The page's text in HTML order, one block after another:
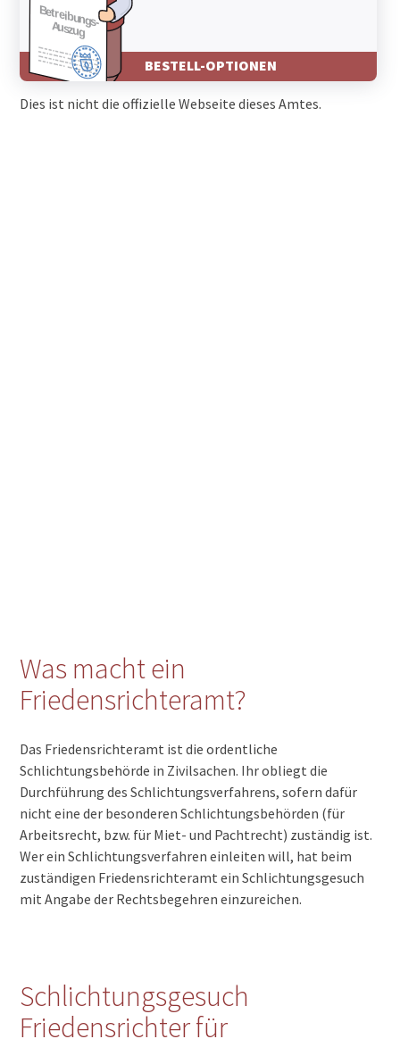
BESTELL-OPTIONEN
Dies ist nicht die offizielle Webseite dieses Amtes.
Was macht ein
Friedensrichteramt?
Das Friedensrichteramt ist die ordentliche
Schlichtungsbehörde in Zivilsachen. Ihr obliegt die
Durchführung des Schlichtungsverfahrens, sofern dafür
nicht eine der besonderen Schlichtungsbehörden (für
Arbeitsrecht, bzw. für Miet- und Pachtrecht) zuständig ist.
Wer ein Schlichtungsverfahren einleiten will, hat beim
zuständigen Friedensrichteramt ein Schlichtungsgesuch
mit Angabe der Rechtsbegehren einzureichen.
Schlichtungsgesuch
Friedensrichter für